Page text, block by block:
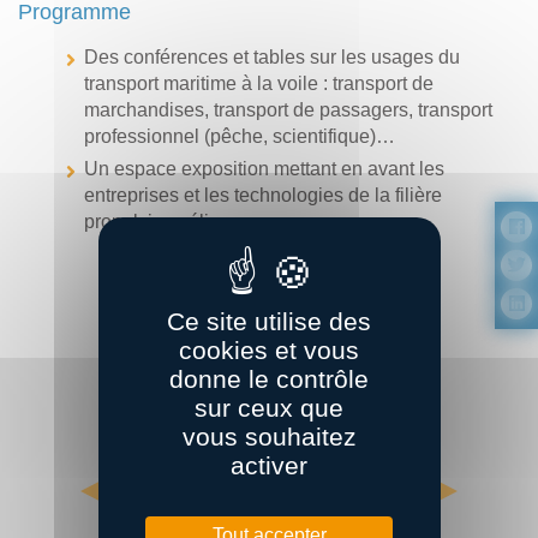
Programme
Des conférences et tables sur les usages du
transport maritime à la voile : transport de
marchandises, transport de passagers, transport
professionnel (pêche, scientifique)…
Un espace exposition mettant en avant les
entreprises et les technologies de la filière
propulsion vélique
Je m’inscris !
Ce site utilise des
cookies et vous
donne le contrôle
sur ceux que
vous souhaitez
activer